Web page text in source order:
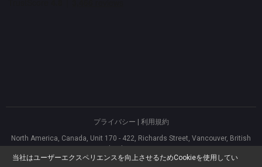
当社はユーザーエクスペリエンスを向上させるためCookieを使用してい
プライバシー | 利用規約
North America, Canada, Unit 170 - 422, Richards Street, Vancouver, British
Columbia, V6B 2Z4
Asia, Hong Kong, Suite 820,8/F., Ocean Centre, Harbour City, 5 Canton Road,